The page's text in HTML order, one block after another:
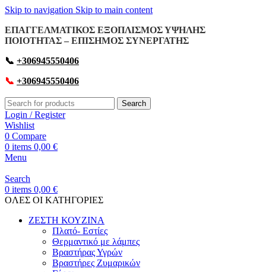
Skip to navigation Skip to main content
ΕΠΑΓΓΕΛΜΑΤΙΚΟΣ ΕΞΟΠΛΙΣΜΟΣ ΥΨΗΛΗΣ
ΠΟΙΟΤΗΤΑΣ – ΕΠΙΣΗΜΟΣ ΣΥΝΕΡΓΑΤΗΣ
📞 +306945550406
📞 +306945550406
Search
Login / Register
Wishlist
0 Compare
0 items 0,00 €
Menu
Search
0 items 0,00 €
OΛΕΣ ΟΙ ΚΑΤΗΓΟΡΙΕΣ
ΖΕΣΤΗ ΚΟΥΖΙΝΑ
Πλατό- Εστίες
Θερμαντικό με λάμπες
Βραστήρας Υγρών
Βραστήρες Ζυμαρικών